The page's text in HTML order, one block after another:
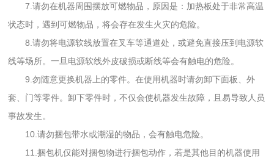
7.请勿在机器周围摆放可燃物品，原因是：加热板处于非常高温
状态时，遇到可燃物品，将会存在发生火灾的危险。
8.请勿将电源软线放置在叉车等通道处，或避免直接压到电源软
线等场所。一旦电源软线外皮破损或断线等会有触电的危险。
9.勿随意更换机器上的零件。在使用机器时请勿卸下面板、外
套、门等零件。卸下零件时，不仅会使机器发生故障，且易导致人员
事故发生。
10.请勿捆包带水或潮湿的物品，会有触电危险。
11.捆包机仅能对捆包物进行捆包动作，若是其他目的机器使用